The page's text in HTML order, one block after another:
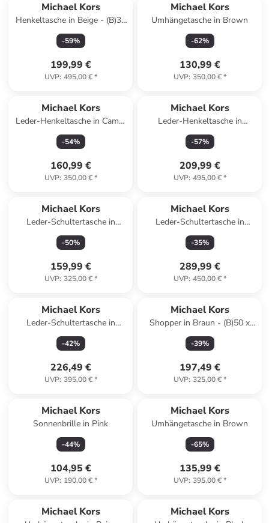
Michael Kors
Henkeltasche in Beige - (B)35
x (H)27 x (T)12 cm
-59%
199,99 €
UVP: 495,00 €*
Michael Kors
Umhängetasche in Brown
-62%
130,99 €
UVP: 350,00 €*
Michael Kors
Leder-Henkeltasche in Camel
- (B)24 x (H)16 x (T)11 cm
-54%
160,99 €
UVP: 350,00 €*
Michael Kors
Leder-Henkeltasche in
Hellbraun - (B)21 x (H)20 x
(T)7 cm
-57%
209,99 €
UVP: 495,00 €*
Michael Kors
Leder-Schultertasche in
Schwarz - (B)27 x (H)15 x
(T)7 cm
-50%
159,99 €
UVP: 325,00 €*
Michael Kors
Leder-Schultertasche in
Camel - (B)31 x (H)30 x (T)6
cm
-35%
289,99 €
UVP: 450,00 €*
Michael Kors
Leder-Schultertasche in
Schwarz - (B)45 x (H)32 x
(T)13 cm
-42%
226,49 €
UVP: 395,00 €*
Michael Kors
Shopper in Braun - (B)50 x
(H)30 x (T)15 cm
-39%
197,49 €
UVP: 325,00 €*
Michael Kors
Sonnenbrille in Pink
-44%
104,95 €
UVP: 190,00 €*
Michael Kors
Umhängetasche in Brown
-65%
135,99 €
UVP: 395,00 €*
Michael Kors Michael Kors